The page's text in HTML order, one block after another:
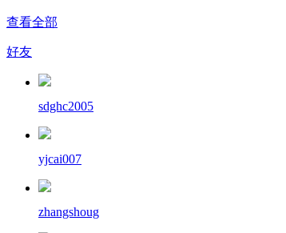
查看全部
好友
sdghc2005
yjcai007
zhangshoug